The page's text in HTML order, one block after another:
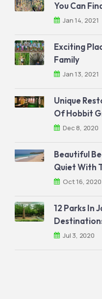
You Can
Jan 14, 2021
Exciting
Family
Jan 13, 2021
Unique
Of Hobbit
Dec 8, 2020
Beautiful
Quiet With
Oct 16, 2020
12 Parks In
Jul 3, 2020